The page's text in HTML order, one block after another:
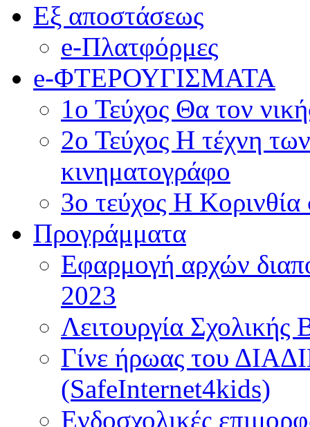
Εξ αποστάσεως
e-Πλατφόρμες
e-ΦΤΕΡΟΥΓΙΣΜΑΤΑ
1ο Τεύχος Θα τον
2ο Τεύχος Η τέχνη
κινηματογράφο
3ο τεύχος Η
Προγράμματα
Εφαρμογή αρχών
2023
Λειτουργία Σχολικής
Γίνε ήρωας του
(SafeInternet4kids)
Ενδοσχολικές